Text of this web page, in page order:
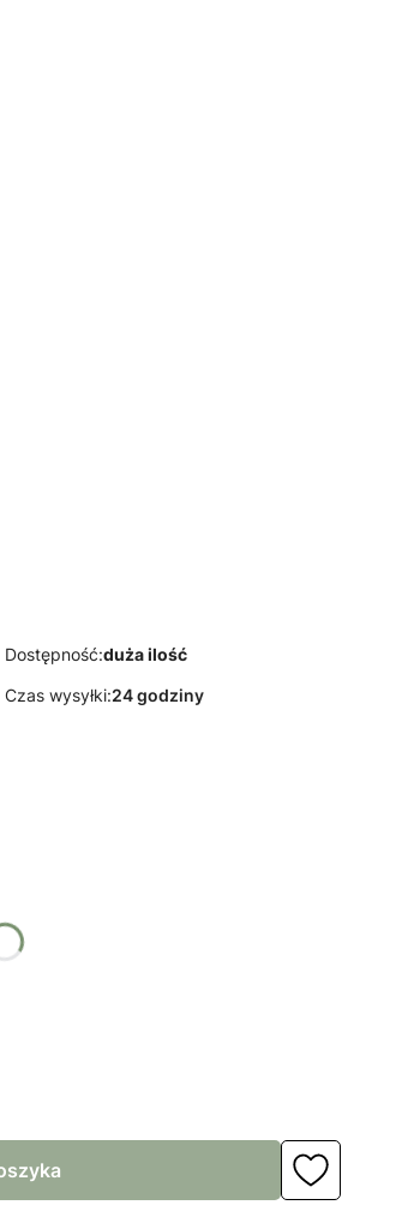
Dostępność:duża ilość
Czas wysyłki:24 godziny